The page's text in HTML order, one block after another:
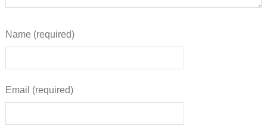
Name (required)
Email (required)